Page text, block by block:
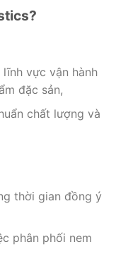
vực vận hành
đặc sản,
chất lượng và
thời gian đồng ý
phân phối nem